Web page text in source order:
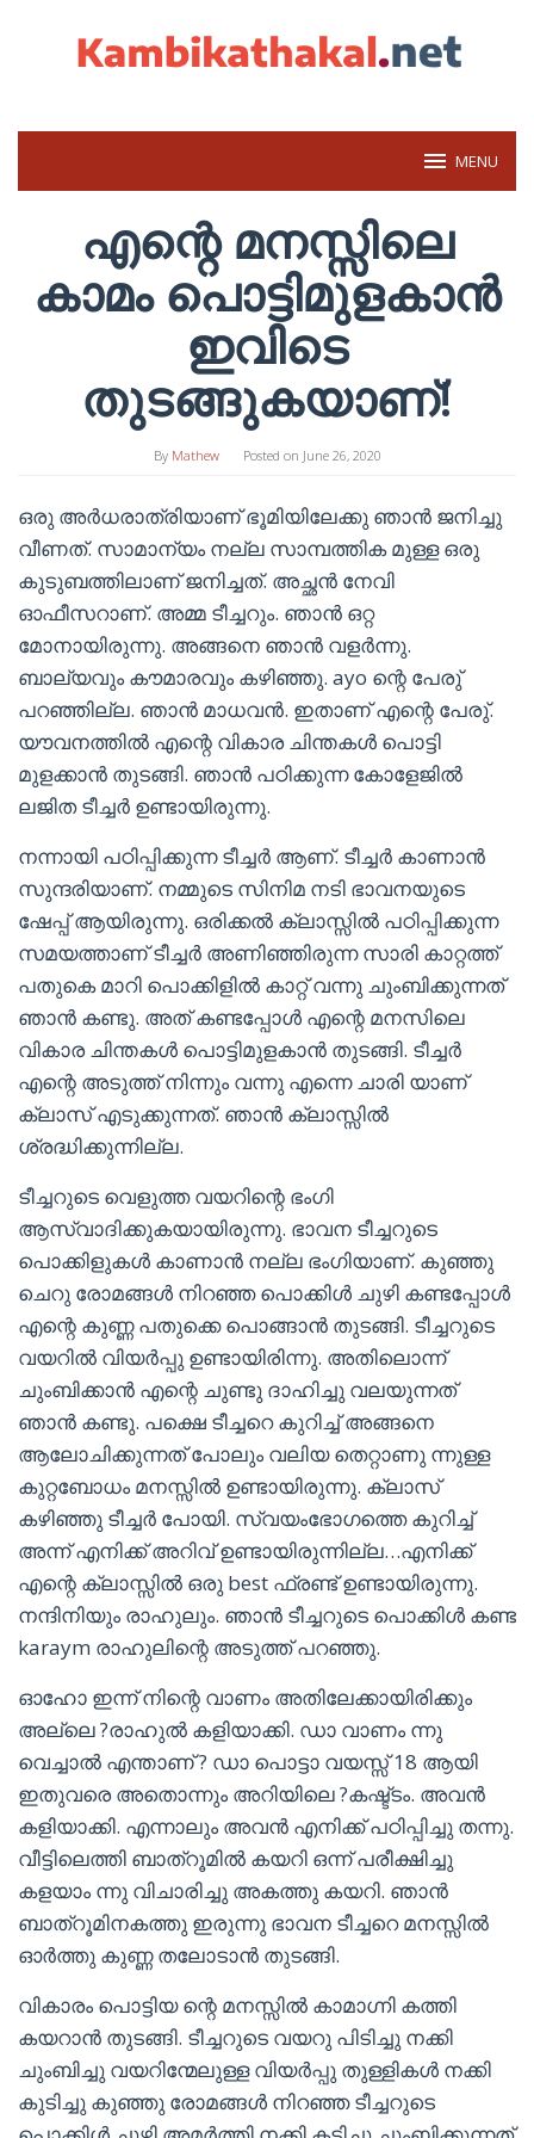
MENU
എന്റെ മനസ്സിലെ
കാമം പൊട്ടിമുളകാൻ
ഇവിടെ
തുടങ്ങുകയാണ്!
By Mathew Posted on June 26, 2020
ഒരു അർധരാത്രിയാണ് ഭൂമിയിലേക്കു ഞാൻ ജനിച്ചു
വീണത്. സാമാന്യം നല്ല സാമ്പത്തിക മുള്ള ഒരു
കുടുബത്തിലാണ് ജനിച്ചത്. അച്ഛൻ നേവി
ഓഫീസറാണ്. അമ്മ ടീച്ചറും. ഞാൻ ഒറ്റ
മോനായിരുന്നു. അങ്ങനെ ഞാൻ വളർന്നു.
ബാല്യവും കൗമാരവും കഴിഞ്ഞു. ayo ന്റെ പേരു്
പറഞ്ഞില്ല. ഞാൻ മാധവൻ. ഇതാണ് എന്റെ പേരു്.
യൗവനത്തിൽ എന്റെ വികാര ചിന്തകൾ പൊട്ടി
മുളക്കാൻ തുടങ്ങി. ഞാൻ പഠിക്കുന്ന കോളേജിൽ
ലജിത ടീച്ചർ ഉണ്ടായിരുന്നു.
നന്നായി പഠിപ്പിക്കുന്ന ടീച്ചർ ആണ്. ടീച്ചർ കാണാൻ
സുന്ദരിയാണ്. നമ്മുടെ സിനിമ നടി ഭാവനയുടെ
ഷേപ്പ് ആയിരുന്നു. ഒരിക്കൽ ക്ലാസ്സിൽ പഠിപ്പിക്കുന്ന
സമയത്താണ് ടീച്ചർ അണിഞ്ഞിരുന്ന സാരി കാറ്റത്ത്
പതുകെ മാറി പൊക്കിളിൽ കാറ്റ് വന്നു ചുംബിക്കുന്നത്
ഞാൻ കണ്ടു. അത് കണ്ടപ്പോൾ എന്റെ മനസിലെ
വികാര ചിന്തകൾ പൊട്ടിമുളകാൻ തുടങ്ങി. ടീച്ചർ
എന്റെ അടുത്ത് നിന്നും വന്നു എന്നെ ചാരി യാണ്
ക്ലാസ് എടുക്കുന്നത്. ഞാൻ ക്ലാസ്സിൽ
ശ്രദ്ധിക്കുന്നില്ല.
ടീച്ചറുടെ വെളുത്ത വയറിന്റെ ഭംഗി
ആസ്വാദിക്കുകയായിരുന്നു. ഭാവന ടീച്ചറുടെ
പൊക്കിളുകൾ കാണാൻ നല്ല ഭംഗിയാണ്. കുഞ്ഞു
ചെറു രോമങ്ങൾ നിറഞ്ഞ പൊക്കിൾ ചുഴി കണ്ടപ്പോൾ
എന്റെ കുണ്ണ പതുക്കെ പൊങ്ങാൻ തുടങ്ങി. ടീച്ചറുടെ
വയറിൽ വിയർപ്പു ഉണ്ടായിരിന്നു. അതിലൊന്ന്
ചുംബിക്കാൻ എന്റെ ചുണ്ടു ദാഹിച്ചു വലയുന്നത്
ഞാൻ കണ്ടു. പക്ഷെ ടീച്ചറെ കുറിച്ച് അങ്ങനെ
ആലോചിക്കുന്നത് പോലും വലിയ തെറ്റാണു ന്നുള്ള
കുറ്റബോധം മനസ്സിൽ ഉണ്ടായിരുന്നു. ക്ലാസ്
കഴിഞ്ഞു ടീച്ചർ പോയി. സ്വയംഭോഗത്തെ കുറിച്ച്
അന്ന് എനിക്ക് അറിവ് ഉണ്ടായിരുന്നില്ല…എനിക്ക്
എന്റെ ക്ലാസ്സിൽ ഒരു best ഫ്രണ്ട് ഉണ്ടായിരുന്നു.
നന്ദിനിയും രാഹുലും. ഞാൻ ടീച്ചറുടെ പൊക്കിൾ കണ്ട
karaym രാഹുലിന്റെ അടുത്ത് പറഞ്ഞു.
ഓഹോ ഇന്ന് നിന്റെ വാണം അതിലേക്കായിരിക്കും
അല്ലെ ?രാഹുൽ കളിയാക്കി. ഡാ വാണം ന്നു
വെച്ചാൽ എന്താണ് ? ഡാ പൊട്ടാ വയസ്സ് 18 ആയി
ഇതുവരെ അതൊന്നും അറിയിലെ ?കഷ്ട്ടം. അവൻ
കളിയാക്കി. എന്നാലും അവൻ എനിക്ക് പഠിപ്പിച്ചു തന്നു.
വീട്ടിലെത്തി ബാത്‌റൂമിൽ കയറി ഒന്ന് പരീക്ഷിച്ചു
കളയാം ന്നു വിചാരിച്ചു അകത്തു കയറി. ഞാൻ
ബാത്റൂമിനകത്തു ഇരുന്നു ഭാവന ടീച്ചറെ മനസ്സിൽ
ഓർത്തു കുണ്ണ തലോടാൻ തുടങ്ങി.
വികാരം പൊട്ടിയ ന്റെ മനസ്സിൽ കാമാഗ്നി കത്തി
കയറാൻ തുടങ്ങി. ടീച്ചറുടെ വയറു പിടിച്ചു നക്കി
ചുംബിച്ചു വയറിന്മേലുള്ള വിയർപ്പു തുള്ളികൾ നക്കി
കുടിച്ചു കുഞ്ഞു രോമങ്ങൾ നിറഞ്ഞ ടീച്ചറുടെ